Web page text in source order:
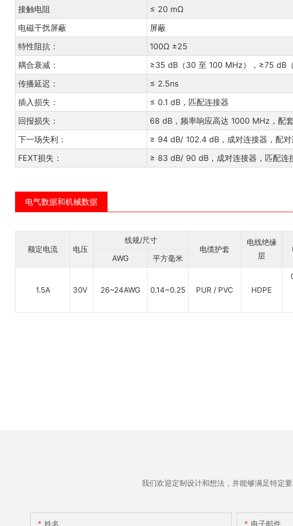
接触电阻
≤ 20 mΩ
电磁干扰屏蔽
屏蔽
特性阻抗：
100Ω ±25
耦合衰减：
≥35 dB（30 至 100 MHz），≥75 dB
传播延迟：
≤ 2.5ns
插入损失：
≤ 0.1 dB，匹配连接器
回报损失：
68 dB，频率响应高达 1000 MHz，配
下一场失利：
≥ 94 dB/ 102.4 dB，成对连接器，配对
FEXT损失：
≥ 83 dB/ 90 dB，成对连接器，匹配连
电气数据和机械数据
额定电流 电压
线规/尺寸
电缆护套
电线绝缘
层
AWG
平方毫米
1.5A 30V 26~24AWG 0.14~0.25 PUR / PVC HDPE
我们欢迎定制设计和想法，并能够满足特定
姓名 电子邮件